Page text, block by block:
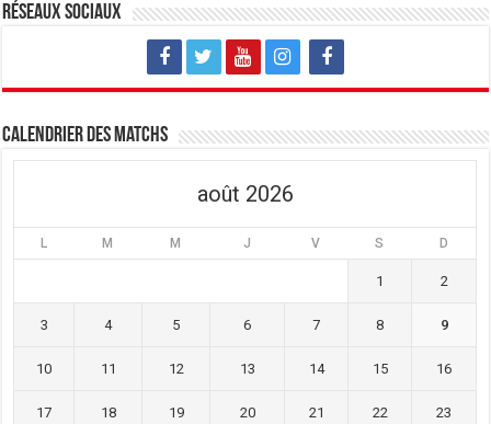
Réseaux sociaux
Calendrier des matchs
août 2026
L M M J V S D
1 2
3 4 5 6 7 8 9
10 11 12 13 14 15 16
17 18 19 20 21 22 23